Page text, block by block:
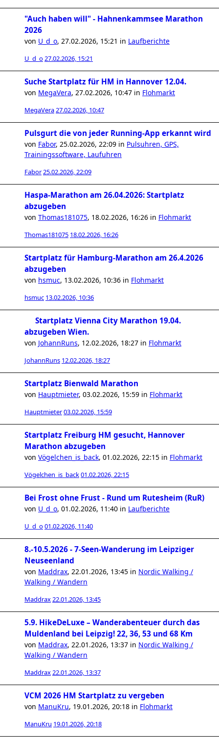
"Auch haben will" - Hahnenkammsee Marathon
2026
von U_d_o, 27.02.2026, 15:21 in Laufberichte
U_d_o27.02.2026, 15:21
Suche Startplatz für HM in Hannover 12.04.
von MegaVera, 27.02.2026, 10:47 in Flohmarkt
MegaVera27.02.2026, 10:47
Pulsgurt die von jeder Running-App erkannt wird
von Fabor, 25.02.2026, 22:09 in Pulsuhren, GPS,
Trainingssoftware, Laufuhren
Fabor25.02.2026, 22:09
Haspa-Marathon am 26.04.2026: Startplatz
abzugeben
von Thomas181075, 18.02.2026, 16:26 in Flohmarkt
Thomas181075 18.02.2026, 16:26
Startplatz für Hamburg-Marathon am 26.4.2026
abzugeben
von hsmuc, 13.02.2026, 10:36 in Flohmarkt
hsmuc 13.02.2026, 10:36
Startplatz Vienna City Marathon 19.04.
abzugeben Wien.
von JohannRuns, 12.02.2026, 18:27 in Flohmarkt
JohannRuns 12.02.2026, 18:27
Startplatz Bienwald Marathon
von Hauptmieter, 03.02.2026, 15:59 in Flohmarkt
Hauptmieter03.02.2026, 15:59
Startplatz Freiburg HM gesucht, Hannover
Marathon abzugeben
von Vögelchen_is_back, 01.02.2026, 22:15 in Flohmarkt
Vögelchen_is_back01.02.2026, 22:15
Bei Frost ohne Frust - Rund um Rutesheim (RuR)
von U_d_o, 01.02.2026, 11:40 in Laufberichte
U_d_o01.02.2026, 11:40
8.-10.5.2026 - 7-Seen-Wanderung im Leipziger
Neuseenland
von Maddrax, 22.01.2026, 13:45 in Nordic Walking /
Walking / Wandern
Maddrax22.01.2026, 13:45
5.9. HikeDeLuxe – Wanderabenteuer durch das
Muldenland bei Leipzig! 22, 36, 53 und 68 Km
von Maddrax, 22.01.2026, 13:37 in Nordic Walking /
Walking / Wandern
Maddrax22.01.2026, 13:37
VCM 2026 HM Startplatz zu vergeben
von ManuKru, 19.01.2026, 20:18 in Flohmarkt
ManuKru 19.01.2026, 20:18